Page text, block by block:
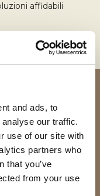
and ads, to
our traffic.
use of our site with
partners who
that you’ve
from your use
affidabili